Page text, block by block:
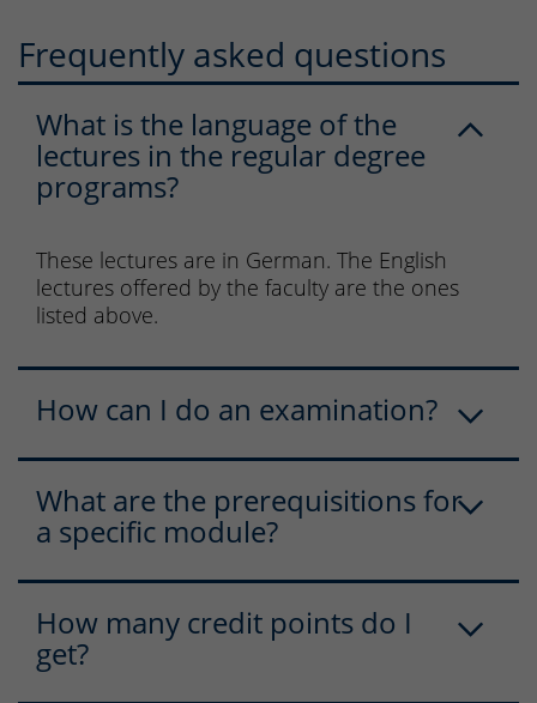
Frequently asked questions
What is the language of the
lectures in the regular degree
programs?
These lectures are in German. The English
lectures offered by the faculty are the ones
listed above.
How can I do an examination?
What are the prerequisitions for
a specific module?
How many credit points do I
get?